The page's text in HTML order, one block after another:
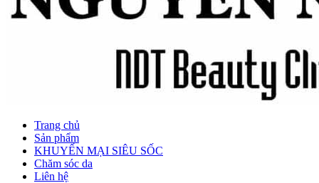
Trang chủ
Sản phẩm
KHUYẾN MẠI SIÊU SỐC
Chăm sóc da
Liên hệ